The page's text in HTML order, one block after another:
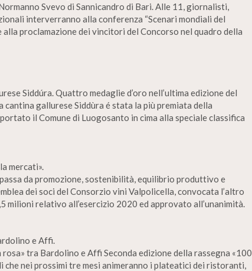
Svevo di Sannicandro di Bari. Alle 11, giornalisti,
interverranno alla conferenza “Scenari mondiali del
alla proclamazione dei vincitori del Concorso nel quadro della
Siddúra. Quattro medaglie d’oro nell’ultima edizione del
gallurese Siddùra é stata la più premiata della
il Comune di Luogosanto in cima alla speciale classifica
mercati».
da promozione, sostenibilità, equilibrio produttivo e
dei soci del Consorzio vini Valpolicella, convocata l’altro
milioni relativo all’esercizio 2020 ed approvato all’unanimità.
e Affi.
tra Bardolino e Affi Seconda edizione della rassegna «100
nei prossimi tre mesi animeranno i plateatici dei ristoranti,